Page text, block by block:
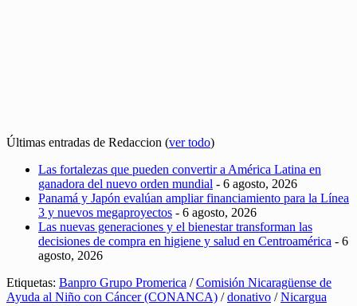
Últimas entradas de Redaccion (ver todo)
Las fortalezas que pueden convertir a América Latina en
ganadora del nuevo orden mundial - 6 agosto, 2026
Panamá y Japón evalúan ampliar financiamiento para la Línea
3 y nuevos megaproyectos - 6 agosto, 2026
Las nuevas generaciones y el bienestar transforman las
decisiones de compra en higiene y salud en Centroamérica - 6
agosto, 2026
Etiquetas: Banpro Grupo Promerica /Comisión Nicaragüense de
Ayuda al Niño con Cáncer (CONANCA) /donativo /Nicargua